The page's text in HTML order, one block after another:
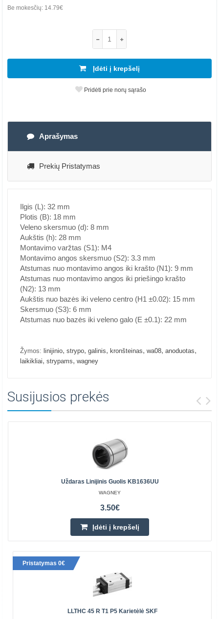
Be mokesčių: 14.79€
Įdėti į krepšelį
Pridėti prie norų sąrašo
Aprašymas
Prekių Pristatymas
Ilgis (L): 32 mm
Plotis (B): 18 mm
Veleno skersmuo (d): 8 mm
Aukštis (h): 28 mm
Montavimo varžtas (S1): M4
Montavimo angos skersmuo (S2): 3.3 mm
Atstumas nuo montavimo angos iki krašto (N1): 9 mm
Atstumas nuo montavimo angos iki priešingo krašto
(N2): 13 mm
Aukštis nuo bazės iki veleno centro (H1 ±0.02): 15 mm
Skersmuo (S3): 6 mm
Atstumas nuo bazės iki veleno galo (E ±0.1): 22 mm
Žymos: linijinio, strypo, galinis, kronšteinas, wa08, anoduotas,
laikikliai, strypams, wagney
Susijusios prekės
Uždaras Linijinis Guolis KB1636UU
WAGNEY
3.50€
Įdėti į krepšelį
Pristatymas 0€
LLTHC 45 R T1 P5 Karietėlė SKF